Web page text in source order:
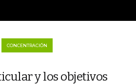
CONCENTRACIÓN
y los objetivos